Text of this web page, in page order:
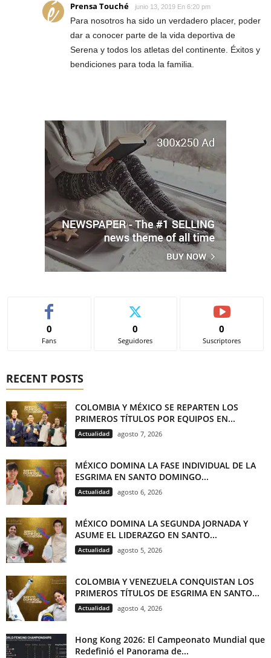
Prensa Touché junio 13, 2019 En 6:20 pm
Para nosotros ha sido un verdadero placer, poder
dar a conocer parte de la vida deportiva de
Serena y todos los atletas del continente. Éxitos y
bendiciones para toda la familia.
0
Fans
0
Seguidores
0
Suscriptores
RECENT POSTS
COLOMBIA Y MÉXICO SE REPARTEN LOS
PRIMEROS TÍTULOS POR EQUIPOS EN...
Actualidad agosto 7, 2026
MÉXICO DOMINA LA FASE INDIVIDUAL DE LA
ESGRIMA EN SANTO DOMINGO...
Actualidad agosto 6, 2026
MÉXICO DOMINA LA SEGUNDA JORNADA Y
ASUME EL LIDERAZGO EN SANTO...
Actualidad agosto 5, 2026
COLOMBIA Y VENEZUELA CONQUISTAN LOS
PRIMEROS TÍTULOS DE ESGRIMA EN SANTO...
Actualidad agosto 4, 2026
Hong Kong 2026: El Campeonato Mundial que
Redefinió el Panorama de...